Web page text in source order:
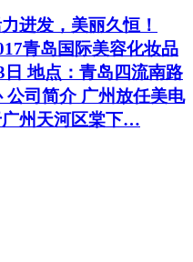
进发，美丽久恒！
青岛国际美容化妆品
地点：青岛四流南路
公司简介 广州放任美电
州天河区棠下…